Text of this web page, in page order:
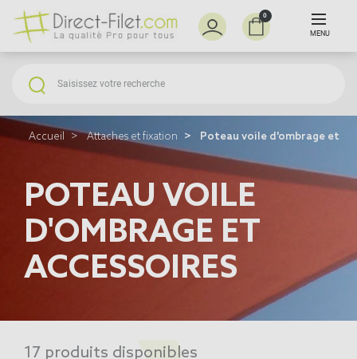
0
MENU
Accueil Attaches et fixation Poteau voile d'ombrage et
POTEAU VOILE
D'OMBRAGE ET
ACCESSOIRES
17 produits disponibles